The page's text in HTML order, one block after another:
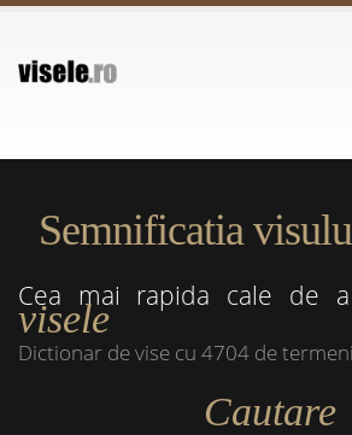
Semnificatia
Cea mai rapida cale de
visele
Dictionar de vise cu 4704 de
Cautare